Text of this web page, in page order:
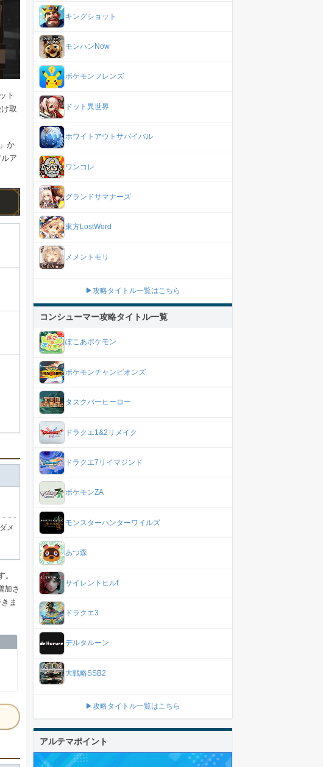
ト
取
か
ア
メ
加さ
ま
キングショット
モンハンNow
ポケモンフレンズ
ドット異世界
ホワイトアウトサバイバル
ワンコレ
グランドサマナーズ
東方LostWord
メメントモリ
▶攻略タイトル一覧はこちら
コンシューマー攻略タイトル一覧
ぽこあポケモン
ポケモンチャンピオンズ
タスクバーヒーロー
ドラクエ1&2リメイク
ドラクエ7リイマジンド
ポケモンZA
モンスターハンターワイルズ
あつ森
サイレントヒルf
ドラクエ3
デルタルーン
大戦略SSB2
▶攻略タイトル一覧はこちら
アルテマポイント